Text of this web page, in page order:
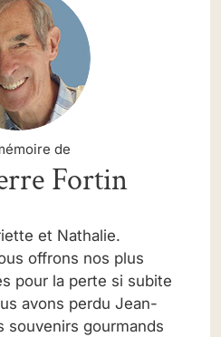
de
Fortin
et Nathalie.
offrons nos plus
pour la perte si subite
avons perdu Jean-
souvenirs gourmands